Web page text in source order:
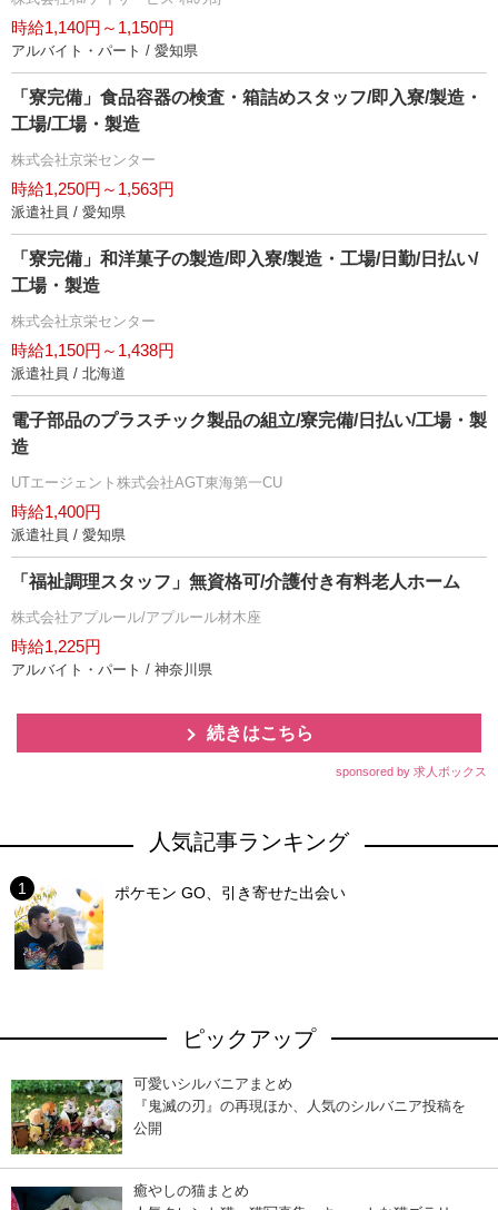
時給1,140円～1,150円
アルバイト・パート / 愛知県
「寮完備」食品容器の検査・箱詰めスタッフ/即入寮/製造・
工場/工場・製造
株式会社京栄センター
時給1,250円～1,563円
派遣社員 / 愛知県
「寮完備」和洋菓子の製造/即入寮/製造・工場/日勤/日払い/
工場・製造
株式会社京栄センター
時給1,150円～1,438円
派遣社員 / 北海道
電子部品のプラスチック製品の組立/寮完備/日払い/工場・製
造
UTエージェント株式会社AGT東海第一CU
時給1,400円
派遣社員 / 愛知県
「福祉調理スタッフ」無資格可/介護付き有料老人ホーム
株式会社アプルール/アプルール材木座
時給1,225円
アルバイト・パート / 神奈川県
続きはこちら
sponsored by 求人ボックス
人気記事ランキング
ポケモン GO、引き寄せた出会い
ピックアップ
可愛いシルバニアまとめ
『鬼滅の刃』の再現ほか、人気のシルバニア投稿を
公開
癒やしの猫まとめ